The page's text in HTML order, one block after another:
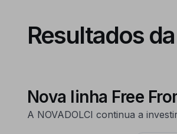
Resultados
Nova linha Free
A NOVADOLCI continua a